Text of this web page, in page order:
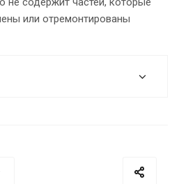
или отремонтированы